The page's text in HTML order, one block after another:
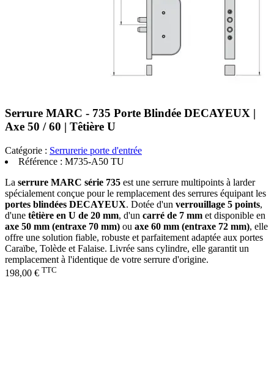
Serrure MARC - 735 Porte Blindée DECAYEUX |
Axe 50 / 60 | Têtière U
Catégorie : Serrurerie porte d'entrée
Référence : M735-A50 TU
La serrure MARC série 735 est une serrure multipoints à larder
spécialement conçue pour le remplacement des serrures équipant les
portes blindées DECAYEUX. Dotée d'un verrouillage 5 points,
d'une têtière en U de 20 mm, d'un carré de 7 mm et disponible en
axe 50 mm (entraxe 70 mm) ou axe 60 mm (entraxe 72 mm), elle
offre une solution fiable, robuste et parfaitement adaptée aux portes
Caraïbe, Tolède et Falaise. Livrée sans cylindre, elle garantit un
remplacement à l'identique de votre serrure d'origine.
198,00 € TTC